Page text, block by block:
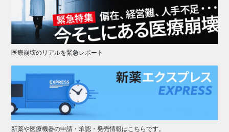
医療崩壊のリアルを緊急レポート
新薬や医療機器の申請・承認・発売情報はこちらです。